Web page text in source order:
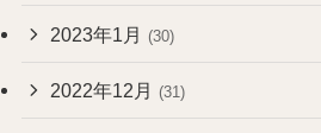
2023年1月 (30)
2022年12月 (31)